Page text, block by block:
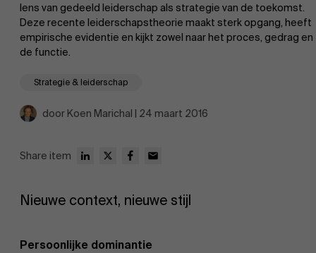
Strategie & leiderschap
lens van gedeeld leiderschap als strategie van de toekomst.
Deze recente leiderschapstheorie maakt sterk opgang, heeft
empirische evidentie en kijkt zowel naar het proces, gedrag en
de functie.
door Koen Marichal | 24 maart 2016
Share item
Nieuwe context, nieuwe stijl
Persoonlijke dominantie